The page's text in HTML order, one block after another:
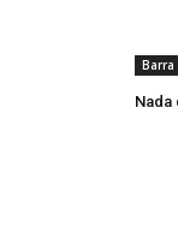
Barra
Nada